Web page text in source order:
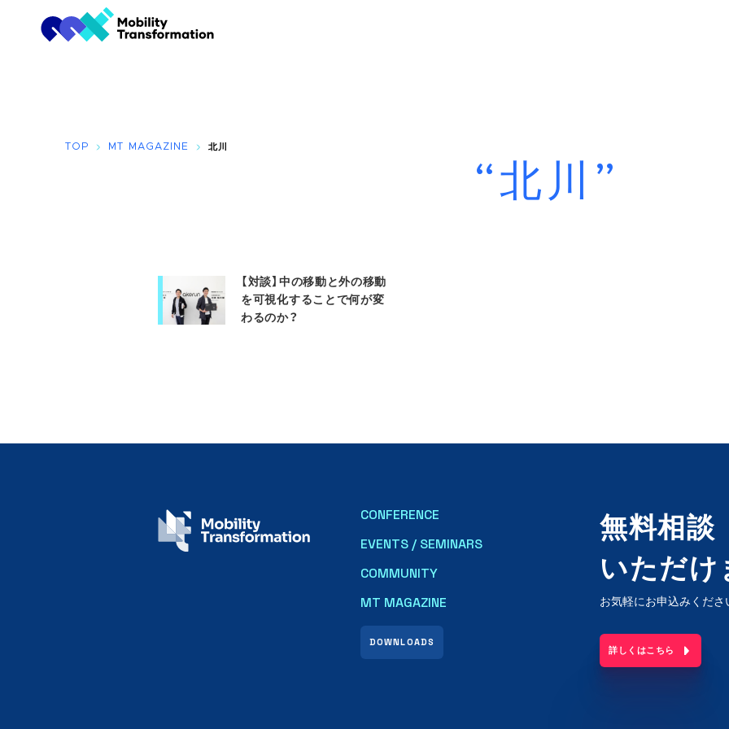
TOP MT MAGAZINE 北川
“北川”
【対談】中の移動と外の移動
を可視化することで何が変
わるのか？
CONFERENCE
EVENTS / SEMINARS
COMMUNITY
DOWNLOADS
MT MAGAZINE
無料相談
いただけ
お気軽にお申込みくださ
詳しくはこちら